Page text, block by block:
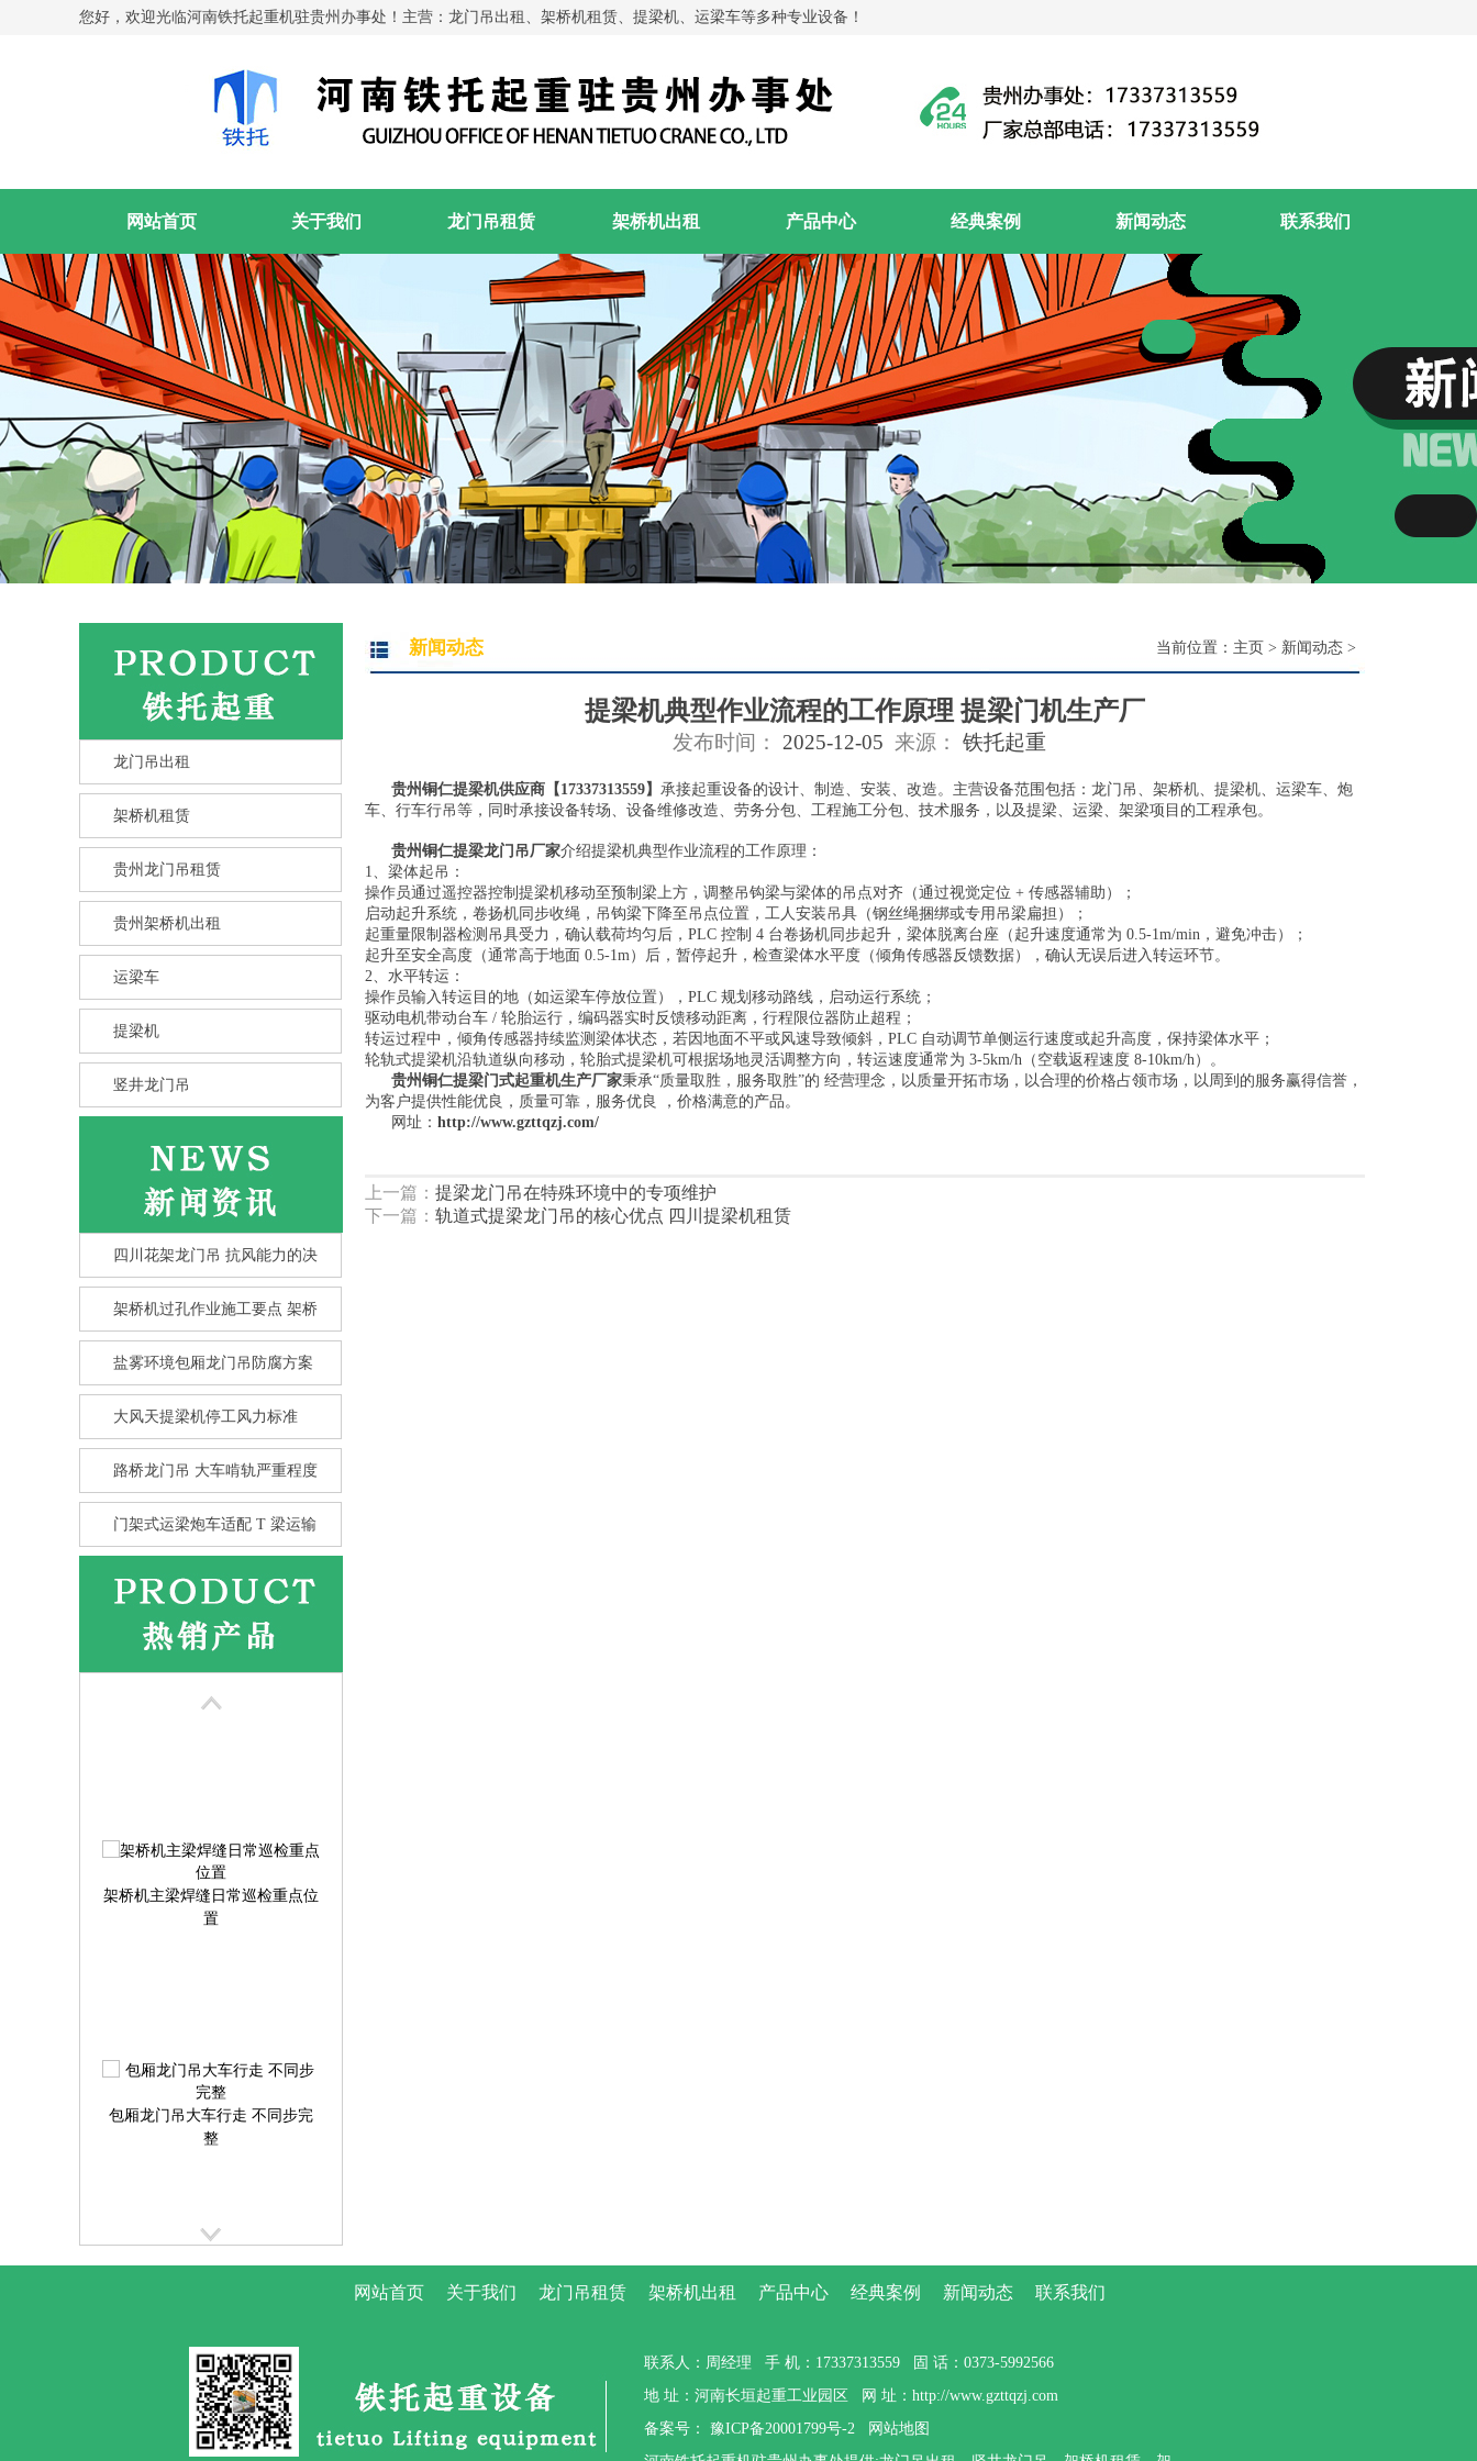
您好，欢迎光临河南铁托起重机驻贵州办事处！主营：龙门吊出租、架桥机租赁、提梁机、运梁车等多种专业设备！
网站首页 关于我们 龙门吊租赁 架桥机出租 产品中心 经典案例 新闻动态 联系我们
龙门吊出租
架桥机租赁
贵州龙门吊租赁
贵州架桥机出租
运梁车
提梁机
竖井龙门吊
四川花架龙门吊 抗风能力的决
架桥机过孔作业施工要点 架桥
盐雾环境包厢龙门吊防腐方案
大风天提梁机停工风力标准
路桥龙门吊 大车啃轨严重程度
门架式运梁炮车适配 T 梁运输
竖井龙门吊选型核心要点 竖井
龙
架桥机主梁焊缝日常巡检重点位
置
包厢龙门吊大车行走 不同步完
整
提
新闻动态 当前位置： 主页 > 新闻动态 >
提梁机典型作业流程的工作原理 提梁门机生产厂
发布时间： 2025-12-05 来源： 铁托起重
贵州铜仁提梁机供应商 【17337313559】 承接起重设备的设计、制造、安装、改造。主营设备范围包括：龙门吊、架桥机、提梁机、运梁车、炮
车、行车行吊等，同时承接设备转场、设备维修改造、劳务分包、工程施工分包、技术服务，以及提梁、运梁、架梁项目的工程承包。
贵州铜仁提梁龙门吊厂家介绍提梁机典型作业流程的工作原理：
1、梁体起吊：
操作员通过遥控器控制提梁机移动至预制梁上方，调整吊钩梁与梁体的吊点对齐（通过视觉定位 + 传感器辅助）；
启动起升系统，卷扬机同步收绳，吊钩梁下降至吊点位置，工人安装吊具（钢丝绳捆绑或专用吊梁扁担）；
起重量限制器检测吊具受力，确认载荷均匀后，PLC 控制 4 台卷扬机同步起升，梁体脱离台座（起升速度通常为 0.5-1m/min，避免冲击）；
起升至安全高度（通常高于地面 0.5-1m）后，暂停起升，检查梁体水平度（倾角传感器反馈数据），确认无误后进入转运环节。
2、水平转运：
操作员输入转运目的地（如运梁车停放位置），PLC 规划移动路线，启动运行系统；
驱动电机带动台车 / 轮胎运行，编码器实时反馈移动距离，行程限位器防止超程；
转运过程中，倾角传感器持续监测梁体状态，若因地面不平或风速导致倾斜，PLC 自动调节单侧运行速度或起升高度，保持梁体水平；
轮轨式提梁机沿轨道纵向移动，轮胎式提梁机可根据场地灵活调整方向，转运速度通常为 3-5km/h（空载返程速度 8-10km/h）。
贵州铜仁提梁门式起重机生产厂家秉承“质量取胜，服务取胜”的 经营理念，以质量开拓市场，以合理的价格占领市场，以周到的服务赢得信誉，
为客户提供性能优良，质量可靠，服务优良 ，价格满意的产品。
网址： http://www.gzttqzj.com/
上一篇： 提梁龙门吊在特殊环境中的专项维护
下一篇： 轨道式提梁龙门吊的核心优点 四川提梁机租赁
网站首页 关于我们 龙门吊租赁 架桥机出租 产品中心 经典案例 新闻动态 联系我们
联系人：周经理 手 机：17337313559 固 话：0373-5992566
地 址：河南长垣起重工业园区 网 址：http://www.gzttqzj.com
备案号： 豫ICP备20001799号-2
网站地图